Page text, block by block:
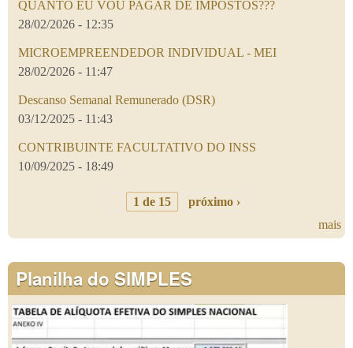
QUANTO EU VOU PAGAR DE IMPOSTOS???
28/02/2026 - 12:35
MICROEMPREENDEDOR INDIVIDUAL - MEI
28/02/2026 - 11:47
Descanso Semanal Remunerado (DSR)
03/12/2025 - 11:43
CONTRIBUINTE FACULTATIVO DO INSS
10/09/2025 - 18:49
1 de 15
próximo ›
mais
Planilha do SIMPLES